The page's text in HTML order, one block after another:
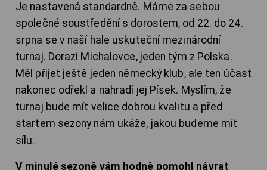
Je nastavená standardně. Máme za sebou
společné soustředění s dorostem, od 22. do 24.
srpna se v naší hale uskuteční mezinárodní
turnaj. Dorazí Michalovce, jeden tým z Polska.
Měl přijet ještě jeden německý klub, ale ten účast
nakonec odřekl a nahradí jej Písek. Myslím, že
turnaj bude mít velice dobrou kvalitu a před
startem sezony nám ukáže, jakou budeme mít
sílu.
V minulé sezoně vám hodně pomohl návrat